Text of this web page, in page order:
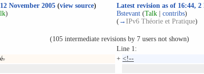
November 2005 (view source)
)
Latest revision as of 16:44,
Bstevant (Talk contribs)
(→ IPv6 Théorie et Pratique)
(105 intermediate revisions by 7 users not shown)
Line 1:
+ <!--